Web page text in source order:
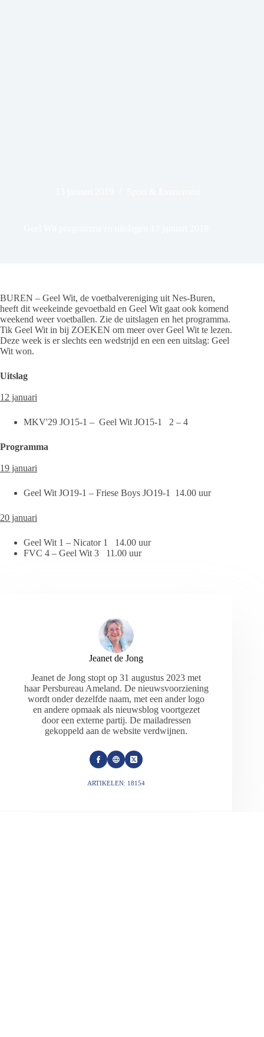
BUREN – Geel Wit, de voetbalvereniging uit Nes-Buren,
heeft dit weekeinde gevoetbald en Geel Wit gaat ook komend
weekend weer voetballen. Zie de uitslagen en het programma.
Tik Geel Wit in bij ZOEKEN om meer over Geel Wit te lezen.
Deze week is er slechts een wedstrijd en een een uitslag: Geel
Wit won.
Uitslag
12 januari
MKV'29 JO15-1 – Geel Wit JO15-1 2 – 4
Programma
19 januari
Geel Wit JO19-1 – Friese Boys JO19-1 14.00 uur
20 januari
Geel Wit 1 – Nicator 1 14.00 uur
FVC 4 – Geel Wit 3 11.00 uur
Jeanet de Jong
Jeanet de Jong stopt op 31 augustus 2023 met
haar Persbureau Ameland. De nieuwsvoorziening
wordt onder dezelfde naam, met een ander logo
en andere opmaak als nieuwsblog voortgezet
door een externe partij. De mailadressen
gekoppeld aan de website verdwijnen.
ARTIKELEN: 18154